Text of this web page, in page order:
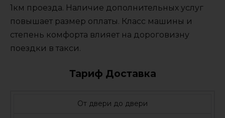
1км проезда. Наличие дополнительных услуг
повышает размер оплаты. Класс машины и
степень комфорта влияет на дороговизну
поездки в такси.
Тариф Доставка
От двери до двери